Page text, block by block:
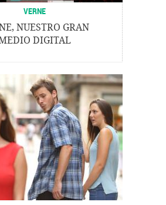
VERNE
NUESTRO GRAN
DIGITAL